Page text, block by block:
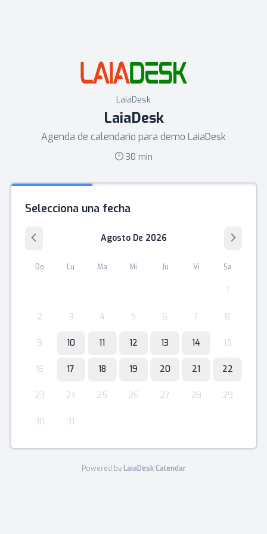
LaiaDesk
LaiaDesk
Agenda de calendario para demo LaiaDesk
30 min
Selecciona una fecha
Agosto De 2026
Do Lu Ma Mi Ju Vi Sa
1
2 3 4 5 6 7 8
9 10 11 12 13 14 15
16 17 18 19 20 21 22
23 24 25 26 27 28 29
30 31
Powered byLaiaDesk Calendar